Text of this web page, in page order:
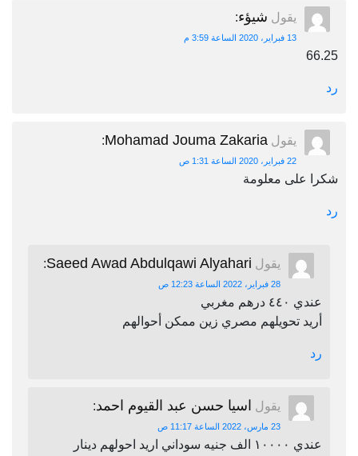
يقول شيؤء:
13 فبراير، 2020 الساعة 3:59 م
66.25
رد
يقول Mohamad Jouma Zakaria
:
22 فبراير، 2020 الساعة 1:31 ص
شكرا على معلومة
رد
يقول Saeed Awad Abdulqawi Alyahari
:
28 فبراير، 2022 الساعة 12:23 ص
عندي ٤٤٠ درهم مغربي
أريد تحويلهم مصري زين ممكن أحوالهم
رد
يقول اسيا حسن عبد القيوم احمد:
23 مارس، 2022 الساعة 11:17 ص
عندي ١٠٠٠٠ الف جنيه سوداني اريد احولهم دينار